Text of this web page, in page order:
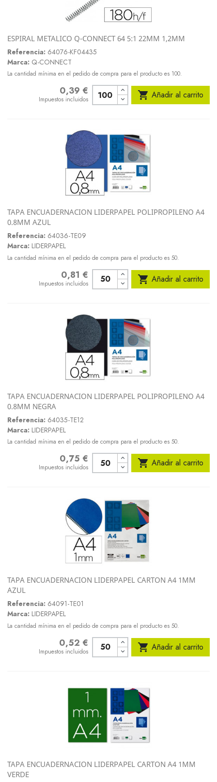
ESPIRAL METALICO Q-CONNECT 64 5:1 22MM 1,2MM
Referencia: 64076-KF04435
Marca: Q-CONNECT
La cantidad mínima en el pedido de compra para el producto es 100.
0,39 €
Impuestos incluidos  Añadir al carrito
TAPA ENCUADERNACION LIDERPAPEL POLIPROPILENO A4
0.8MM AZUL
Referencia: 64036-TE09
Marca: LIDERPAPEL
La cantidad mínima en el pedido de compra para el producto es 50.
0,81 €
Impuestos incluidos  Añadir al carrito
TAPA ENCUADERNACION LIDERPAPEL POLIPROPILENO A4
0.8MM NEGRA
Referencia: 64035-TE12
Marca: LIDERPAPEL
La cantidad mínima en el pedido de compra para el producto es 50.
0,75 €
Impuestos incluidos  Añadir al carrito
TAPA ENCUADERNACION LIDERPAPEL CARTON A4 1MM
AZUL
Referencia: 64091-TE01
Marca: LIDERPAPEL
La cantidad mínima en el pedido de compra para el producto es 50.
0,52 €
Impuestos incluidos  Añadir al carrito
TAPA ENCUADERNACION LIDERPAPEL CARTON A4 1MM
VERDE